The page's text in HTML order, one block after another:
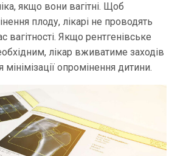
якщо вони вагітні. Щоб
плоду, лікарі не проводять
вагітності. Якщо рентгенівське
лікар вживатиме заходів
опромінення дитини.